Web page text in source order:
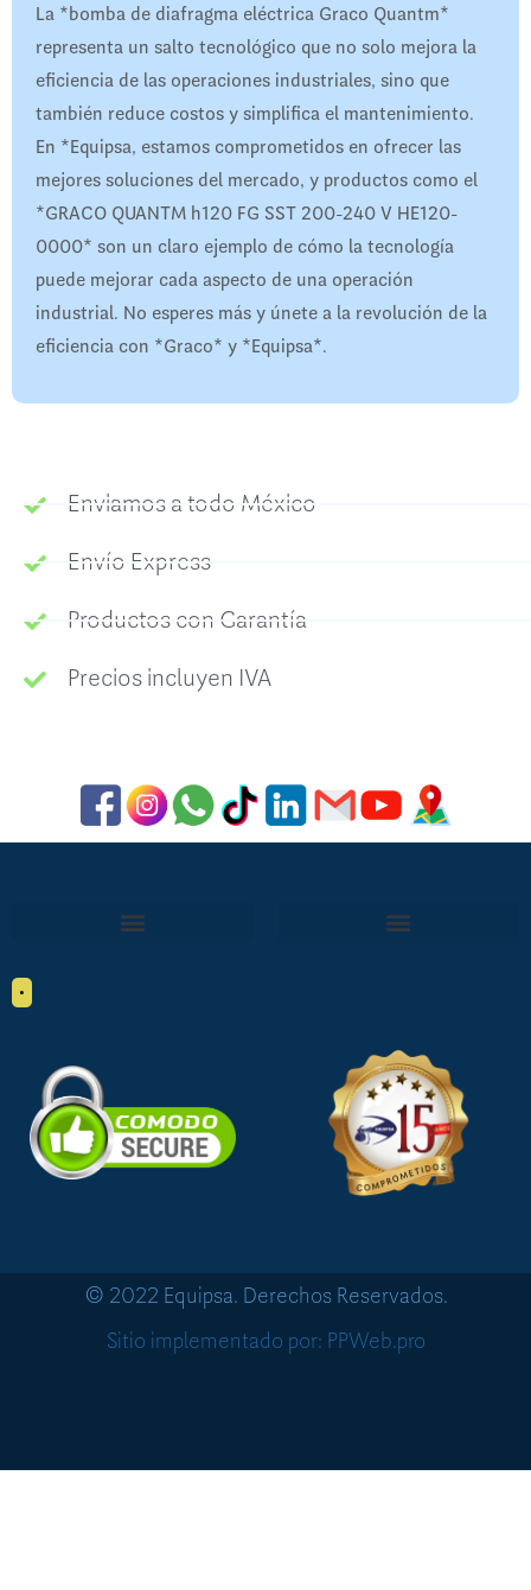
La *bomba de diafragma eléctrica Graco Quantm*
representa un salto tecnológico que no solo mejora la
eficiencia de las operaciones industriales, sino que
también reduce costos y simplifica el mantenimiento.
En *Equipsa, estamos comprometidos en ofrecer las
mejores soluciones del mercado, y productos como el
*GRACO QUANTM h120 FG SST 200-240 V HE120-
0000* son un claro ejemplo de cómo la tecnología
puede mejorar cada aspecto de una operación
industrial. No esperes más y únete a la revolución de la
eficiencia con *Graco* y *Equipsa*.
Enviamos a todo México
Envío Express
Productos con Garantía
Precios incluyen IVA
•
© 2022 Equipsa. Derechos Reservados.
Sitio implementado por: PPWeb.pro